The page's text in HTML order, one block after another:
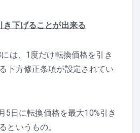
き下げることが出来る
は、1度だけ転換価格を引き
下方修正条項が設定されてい
5日に転換価格を最大10%引き
というもの。